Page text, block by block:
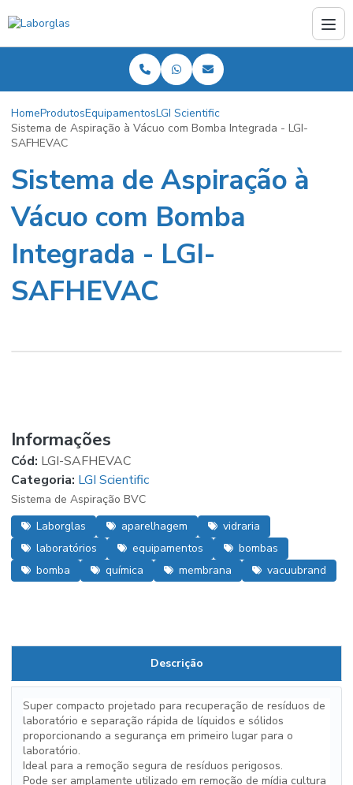
HomeProdutosEquipamentosLGI Scientific
Sistema de Aspiração à Vácuo com Bomba Integrada - LGI-
SAFHEVAC
Sistema de Aspiração à
Vácuo com Bomba
Integrada - LGI-
SAFHEVAC
Informações
Cód: LGI-SAFHEVAC
Categoria: LGI Scientific
Sistema de Aspiração BVC
Laborglas
aparelhagem
vidraria
laboratórios
equipamentos
bombas
bomba
química membrana vacuubrand
Descrição
Super compacto projetado para recuperação de resíduos de
laboratório e separação rápida de líquidos e sólidos
proporcionando a segurança em primeiro lugar para o
laboratório.
Ideal para a remoção segura de resíduos perigosos.
Pode ser amplamente utilizado em remoção de mídia cultura